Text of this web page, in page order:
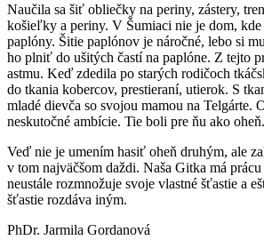
Naučila sa šiť obliečky na periny, zástery,
košieľky a periny. V Šumiaci nie je dom, kde
paplóny. Šitie paplónov je náročné, lebo si
ho plniť do ušitých častí na paplóne. Z tejto
astmu. Keď zdedila po starých rodičoch
do tkania kobercov, prestieraní, utierok. S
mladé dievča so svojou mamou na Telgárte.
neskutočné ambície. Tie boli pre ňu ako oheň.
Veď nie je umením hasiť oheň druhým, ale
v tom najväčšom daždi. Naša Gitka má
neustále rozmnožuje svoje vlastné šťastie a
šťastie rozdáva iným.
PhDr. Jarmila Gordanová